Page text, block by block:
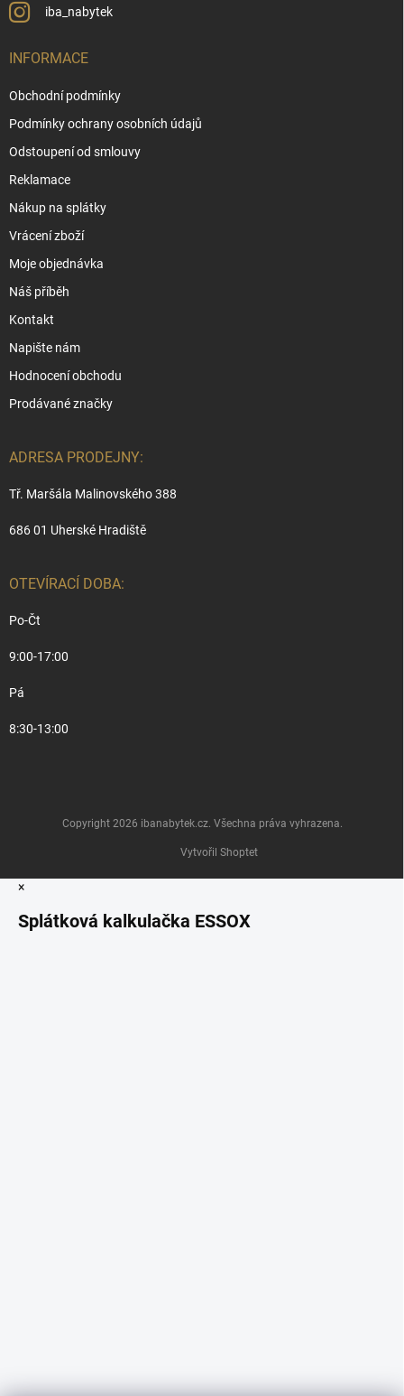
iba_nabytek
INFORMACE
Obchodní podmínky
Podmínky ochrany osobních údajů
Odstoupení od smlouvy
Reklamace
Nákup na splátky
Vrácení zboží
Moje objednávka
Náš příběh
Kontakt
Napište nám
Hodnocení obchodu
Prodávané značky
ADRESA PRODEJNY:
Tř. Maršála Malinovského 388
686 01 Uherské Hradiště
OTEVÍRACÍ DOBA:
Po-Čt
9:00-17:00
Pá
8:30-13:00
Vytvořil Shoptet
Copyright 2026 ibanabytek.cz. Všechna práva vyhrazena.
×
Splátková kalkulačka ESSOX